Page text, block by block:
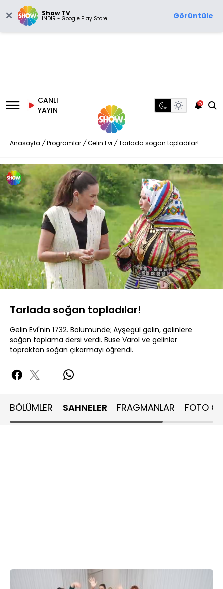
Show TV
İNDİR - Google Play Store Görüntüle
CANLI
YAYIN
5
Anasayfa / Programlar / Gelin Evi / Tarlada soğan topladılar!
Sesi
Aç
480P
Yüklendi:
19.04%
Oynatma
Hızı
Tarlada soğan topladılar!
Gelin Evi'nin 1732. Bölümünde; Ayşegül gelin, gelinlere
soğan toplama dersi verdi. Buse Varol ve gelinler
topraktan soğan çıkarmayı öğrendi.
BÖLÜMLER SAHNELER FRAGMANLAR FOTO